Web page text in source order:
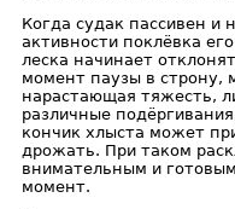
Когда судак пассивен и
активности поклёвка
леска начинает
момент паузы в строну,
нарастающая тяжесть,
различные
кончик хлыста может
дрожать. При таком
внимательным и
момент.